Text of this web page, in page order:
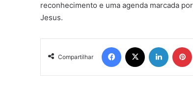
reconhecimento e uma agenda marcada
Jesus.
Compartilhar
Facebook Linkedin